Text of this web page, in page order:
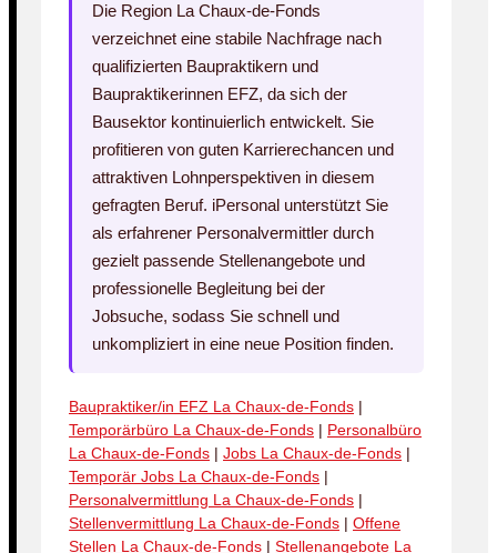
Die Region La Chaux-de-Fonds
verzeichnet eine stabile Nachfrage nach
qualifizierten Baupraktikern und
Baupraktikerinnen EFZ, da sich der
Bausektor kontinuierlich entwickelt. Sie
profitieren von guten Karrierechancen und
attraktiven Lohnperspektiven in diesem
gefragten Beruf. iPersonal unterstützt Sie
als erfahrener Personalvermittler durch
gezielt passende Stellenangebote und
professionelle Begleitung bei der
Jobsuche, sodass Sie schnell und
unkompliziert in eine neue Position finden.
Baupraktiker/in EFZ La Chaux-de-Fonds |
Temporärbüro La Chaux-de-Fonds | Personalbüro
La Chaux-de-Fonds | Jobs La Chaux-de-Fonds |
Temporär Jobs La Chaux-de-Fonds |
Personalvermittlung La Chaux-de-Fonds |
Stellenvermittlung La Chaux-de-Fonds | Offene
Stellen La Chaux-de-Fonds | Stellenangebote La